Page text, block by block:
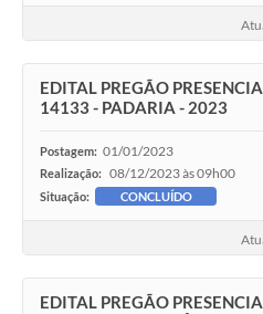
EDITAL PREGÃO
14133 - PADARIA - 2023
Postagem: 01/01/2023
Realização: 08/12/2023 às 09h00
Situação: CONCLUÍDO
EDITAL PREGÃO